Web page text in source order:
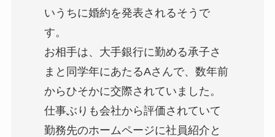
いうちに婚約を発表されるそうで
す。
お相手は、大手銀行に勤める承子さ
まと同学年にあたるAさんで、数年前
からひそかに交際されていました。
仕事ぶりも会社から評価されていて
勤務先のホームページに社員紹介と